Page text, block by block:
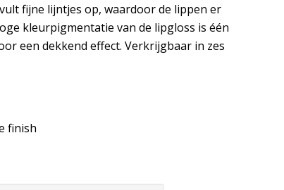
fijne lijntjes op, waardoor de lippen er
kleurpigmentatie van de lipgloss is één
een dekkend effect. Verkrijgbaar in zes
finish